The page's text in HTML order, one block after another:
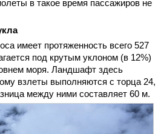
в такое время пассажиров не
имеет протяженность всего 527
под крутым уклоном (в 12%)
моря. Ландшафт здесь
взлеты выполняются с торца 24,
между ними составляет 60 м.